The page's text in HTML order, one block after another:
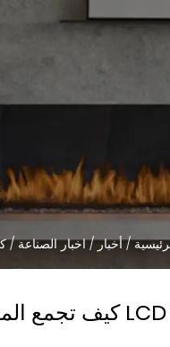
/أخبار/اخبار الصناعة/